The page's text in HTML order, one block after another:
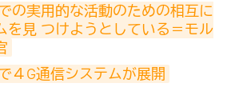
の実用的な活動のための相互に
を見 つけようとしている＝モル
４G通信システムが展開